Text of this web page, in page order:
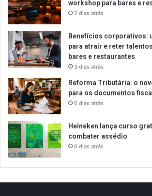
workshop para bares e
2 dias atrás
Benefícios corporativos:
para atrair e reter
bares e restaurantes
3 dias atrás
Reforma Tributária: o
para os documentos
6 dias atrás
Heineken lança curso
combater assédio
6 dias atrás